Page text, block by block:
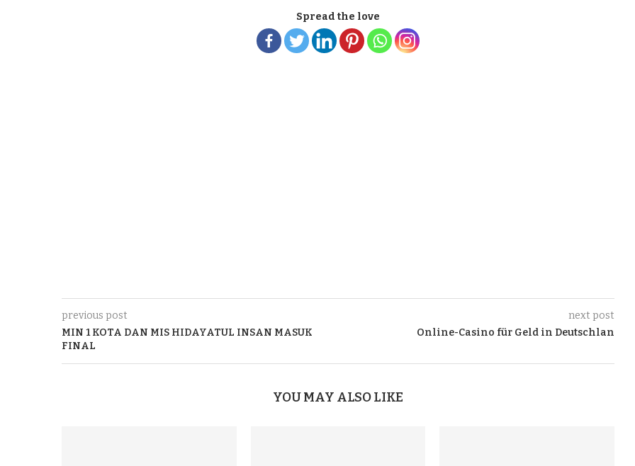
Spread the love
previous post
MIN 1 KOTA DAN MIS HIDAYATUL INSAN MASUK
FINAL
next post
Online-Casino für Geld in Deutschlan
YOU MAY ALSO LIKE